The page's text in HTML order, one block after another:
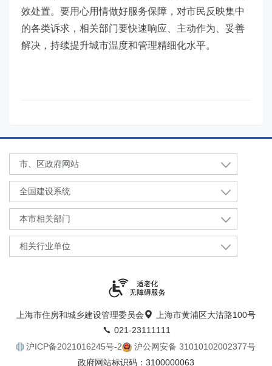
效处置。要用心用情做好服务保障，对市民反映集中
的各类诉求，相关部门要快速响应、主动作为、妥善
解决，持续提升城市温度和管理精细化水平。
市、区政府网站
全国建设系统
本市相关部门
相关行业单位
上海市住房和城乡建设管理委员会
上海市黄浦区大沽路100号
021-23111111
沪ICP备2021016245号-2
沪公网安备 31010102002377号
政府网站标识码：3100000063